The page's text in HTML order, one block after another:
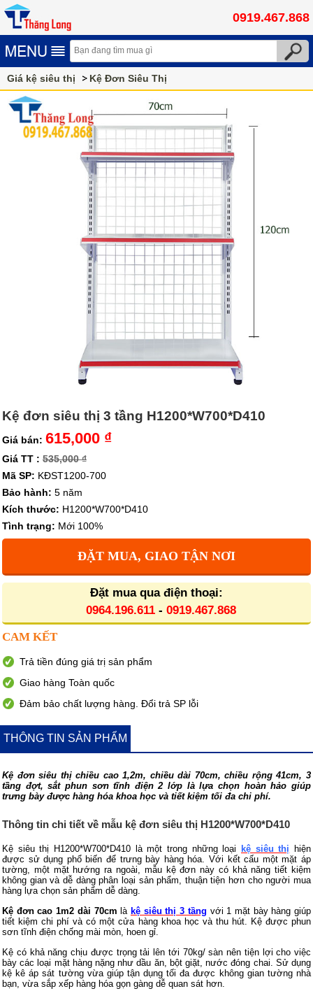
0919.467.868
Giá kệ siêu thị Kệ Đơn Siêu Thị
Kệ đơn siêu thị 3 tầng H1200*W700*D410
Giá bán: 615,000 ₫
Giá TT : 535,000 ₫
Mã SP: KĐST1200-700
Bảo hành: 5 năm
Kích thước: H1200*W700*D410
Tình trạng: Mới 100%
ĐẶT MUA, GIAO TẬN NƠI
Đặt mua qua điện thoại:
0964.196.611 - 0919.467.868
CAM KẾT
Trả tiền đúng giá trị sản phẩm
Giao hàng Toàn quốc
Đảm bảo chất lượng hàng. Đổi trả SP lỗi
THÔNG TIN SẢN PHẨM
Kệ đơn siêu thị chiều cao 1,2m, chiều dài 70cm, chiều rộng 41cm, 3
tầng đợt, sắt phun sơn tĩnh điện 2 lớp là lựa chọn hoàn hảo giúp
trưng bày được hàng hóa khoa học và tiết kiệm tối đa chi phí.
Thông tin chi tiết về mẫu kệ đơn siêu thị H1200*W700*D410
Kệ siêu thị H1200*W700*D410 là một trong những loại kệ siêu thị hiện
được sử dụng phổ biến để trưng bày hàng hóa. Với kết cấu một mặt áp
tường, một mặt hướng ra ngoài, mẫu kệ đơn này có khả năng tiết kiệm
không gian và dễ dàng phân loại sản phẩm, thuận tiện hơn cho người mua
hàng lựa chọn sản phẩm dễ dàng.
Kệ đơn cao 1m2 dài 70cm là kệ siêu thị 3 tầng với 1 mặt bày hàng giúp
tiết kiệm chi phí và có một cửa hàng khoa học và thu hút. Kệ được phun
sơn tĩnh điện chống mài mòn, hoen gỉ.
Kệ có khả năng chịu được trọng tải lên tới 70kg/ sàn nên tiện lợi cho việc
bày các loại mặt hàng nặng như dầu ăn, bột giặt, nước đóng chai. Sử dụng
kệ kê áp sát tường vừa giúp tận dụng tối đa được không gian tường nhà
bạn, vừa sắp xếp hàng hóa gọn gàng dễ quan sát hơn.